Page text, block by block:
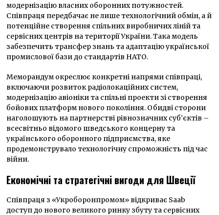
модернізацію власних оборонних потужностей.
Співпраця передбачає не лише технологічний обмін, а й
потенційне створення спільних виробничих ліній та
сервісних центрів на території України. Така модель
забезпечить трансфер знань та адаптацію української
промислової бази до стандартів НАТО.
Меморандум окреслює конкретні напрями співпраці,
включаючи розвиток радіолокаційних систем,
модернізацію авіоніки та спільні проекти зі створення
бойових платформ нового покоління. Обидві сторони
наголошують на партнерстві рівнозначних суб’єктів –
всесвітньо відомого шведського концерну та
українського оборонного підприємства, яке
продемонструвало технологічну спроможність під час
війни.
Економічні та стратегічні вигоди для Швеції
Співпраця з «Укроборонпромом» відкриває Saab
доступ до нового великого ринку збуту та сервісних